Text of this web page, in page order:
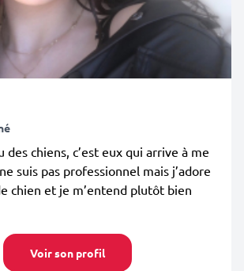
des chiens, c’est eux qui arrive à me
suis pas professionnel mais j’adore
chien et je m’entend plutôt bien
Voir son profil